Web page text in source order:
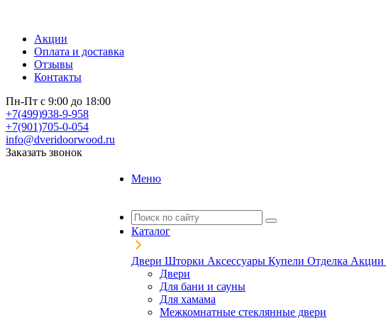
Акции
Оплата и доставка
Отзывы
Контакты
Пн-Пт с 9:00 до 18:00
+7(499)938-9-958
+7(901)705-0-054
info@dveridoorwood.ru
Заказать звонок
Меню
Каталог
Двери Шторки Аксессуары Купели Отделка Акции
Двери
Для бани и сауны
Для хамама
Межкомнатные стеклянные двери